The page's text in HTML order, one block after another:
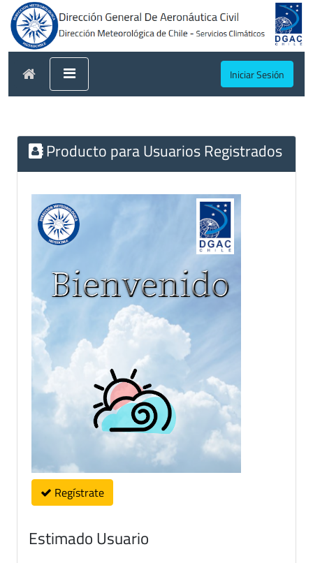
Iniciar Sesión
Producto para Usuarios Registrados
Regístrate
Estimado Usuario